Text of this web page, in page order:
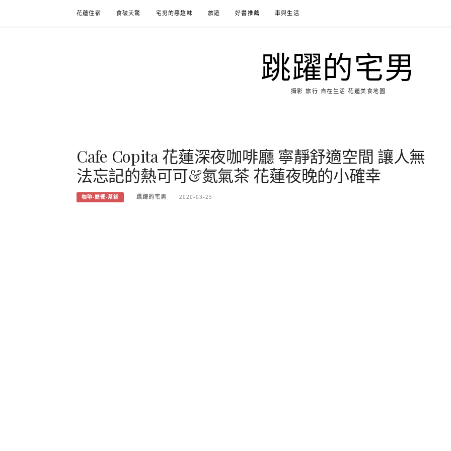
花蓮住宿 食破天驚 宅男的惡趣味 旅遊 好書推薦 車與生活
跳躍的宅男
攝影 旅行 自在生活 花蓮美食地圖
Cafe Copita 花蓮深夜咖啡廳 寧靜舒適空間 讓人無
法忘記的熱可可&氮氣茶 花蓮夜晚的小確幸
咖啡-簡餐-茶鋪 跳躍的宅男 2020-03-25